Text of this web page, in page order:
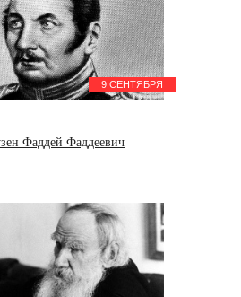
9 СЕНТЯБРЯ
Фаддей Фаддеевич